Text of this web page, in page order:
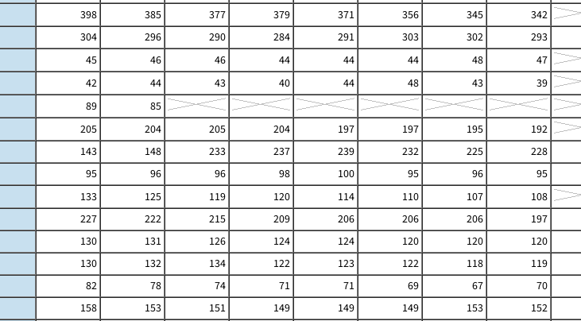
398 385 377 379 371 356 345
342
304 296 290 284 291 303 302
293
45 46 46 44 44 44 48
47
42 44 43 40 44 48 43
39
89
85
205 204 205 204 197 197 195
192
143 148 233 237 239 232 225
228
95 96 96 98 100 95 96
95
133 125 119 120 114 110 107
108
227 222 215 209 206 206 206
197
130 131 126 124 124 120 120
120
130 132 134 122 123 122 118
119
82 78 74 71 71 69 67
70
158 153 151 149 149 149 153
152